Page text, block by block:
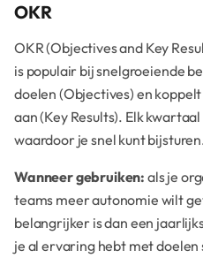
OKR
OKR (Objectives and Key
is populair bij snelgroeiende
doelen (Objectives) en
aan (Key Results). Elk
waardoor je snel kunt
Wanneer gebruiken: als je
teams meer autonomie wilt
belangrijker is dan een
je al ervaring hebt met doelen